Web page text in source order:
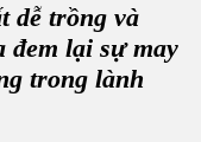
dễ trồng và
đem lại sự may
trong lành